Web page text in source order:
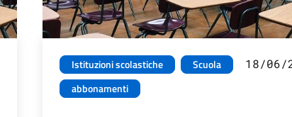
Istituzioni scolastiche
Scuola
abbonamenti
18/06/